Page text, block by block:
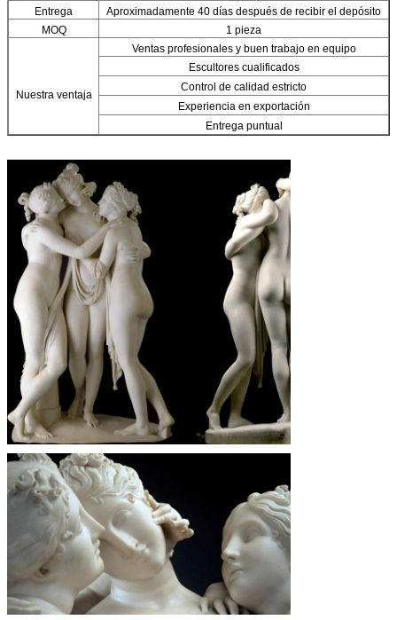
Entrega
Aproximadamente 40 días después de recibir el depósito
MOQ
1 pieza
Nuestra ventaja
Ventas profesionales y buen trabajo en equipo
Escultores cualificados
Control de calidad estricto
Experiencia en exportación
Entrega puntual